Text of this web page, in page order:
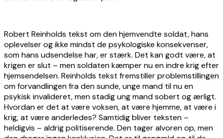
Robert Reinholds tekst om den hjemvendte soldat, hans
oplevelser og ikke mindst de psykologiske konsekvenser,
som hans udsendelse har, er stærk. Det kan godt være, at
krigen er slut – men soldaten kæmper nu en indre krig efter
hjemsendelsen. Reinholds tekst fremstiller problemstillingen
om forvandlingen fra den sunde, unge mand til nu en
psykisk invalideret, men stadig ung mand sobert og ærligt.
Hvordan er det at være voksen, at være hjemme, at være i
krig, at være anderledes? Samtidig bliver teksten –
heldigvis – aldrig politiserende. Den tager alvoren op, men